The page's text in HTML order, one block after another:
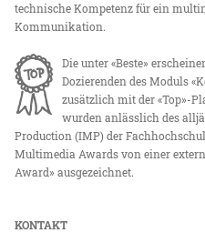
technische Kompetenz für ein
Kommunikation.
Die unter «Beste»
Dozierenden des Moduls
zusätzlich mit der «Top»-
wurden anlässlich des
Production (IMP) der
Multimedia Awards von einer
Award» ausgezeichnet.
KONTAKT